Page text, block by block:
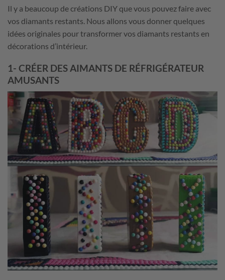
Il y a beaucoup de créations DIY que vous pouvez faire avec
vos diamants restants. Nous allons vous donner quelques
idées originales pour transformer vos diamants restants en
décorations d’intérieur.
1- CRÉER DES AIMANTS DE RÉFRIGÉRATEUR
AMUSANTS